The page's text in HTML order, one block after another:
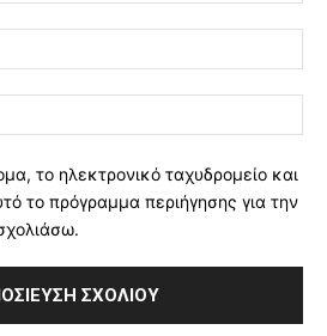
το ηλεκτρονικό ταχυδρομείο και
το πρόγραμμα περιήγησης για την